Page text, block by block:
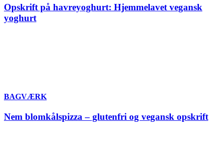
Opskrift på havreyoghurt: Hjemmelavet vegansk
yoghurt
BAGVÆRK
Nem blomkålspizza – glutenfri og vegansk opskrift